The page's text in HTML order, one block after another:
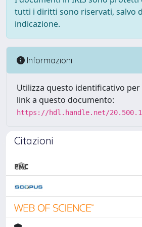
tutti i diritti sono riservati, salvo
indicazione.
Informazioni
Utilizza questo identificativo
link a questo documento:
https://hdl.handle.net/
Citazioni